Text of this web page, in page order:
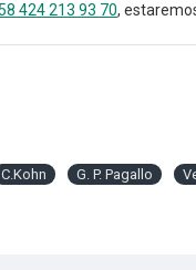
424 213 93 70,
C.Kohn G. P. Pagallo